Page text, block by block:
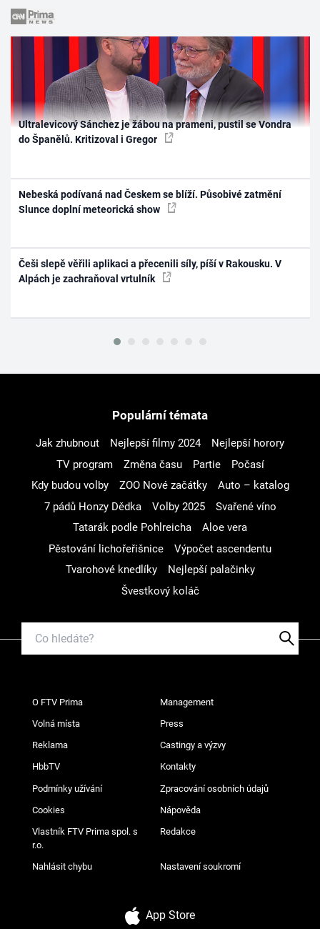
Ultralevicový Sánchez je žábou na prameni, pustil se Vondra
do Španělů. Kritizoval i Gregor
Nebeská podívaná nad Českem se blíží. Působivé zatmění
Slunce doplní meteorická show
Češi slepě věřili aplikaci a přecenili síly, píší v Rakousku. V
Alpách je zachraňoval vrtulník
Populární témata
Jak zhubnout Nejlepší filmy 2024
Nejlepší horory
TV program
Změna času Partie
Počasí
Kdy budou volby
ZOO Nové začátky
Auto – katalog
7 pádů Honzy Dědka
Volby 2025
Svařené víno
Tatarák podle Pohlreicha
Aloe vera
Pěstování lichořeřišnice
Výpočet ascendentu
Tvarohové knedlíky
Nejlepší palačinky
Švestkový koláč
O FTV Prima Management
Volná místa Press
Reklama Castingy a výzvy
HbbTV Kontakty
Podmínky užívání Zpracování osobních údajů
Cookies Nápověda
Vlastník FTV Prima spol. s
r.o.
Redakce
Nahlásit chybu Nastavení soukromí
App Store